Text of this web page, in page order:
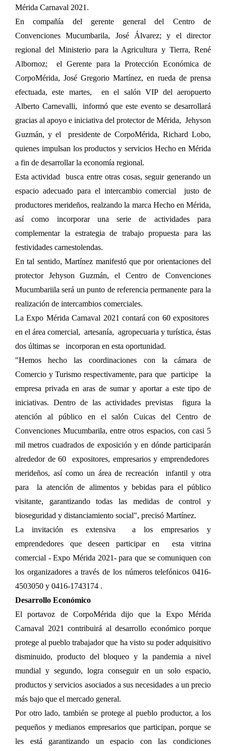
Mérida Carnaval 2021.
En compañía del gerente general del Centro de
Convenciones Mucumbarila, José Álvarez; y el director
regional del Ministerio para la Agricultura y Tierra, René
Albornoz; el Gerente para la Protección Económica de
CorpoMérida, José Gregorio Martínez, en rueda de prensa
efectuada, este martes, en el salón VIP del aeropuerto
Alberto Carnevalli, informó que este evento se desarrollará
gracias al apoyo e iniciativa del protector de Mérida, Jehyson
Guzmán, y el presidente de CorpoMérida, Richard Lobo,
quienes impulsan los productos y servicios Hecho en Mérida
a fin de desarrollar la economía regional.
Esta actividad busca entre otras cosas, seguir generando un
espacio adecuado para el intercambio comercial justo de
productores merideños, realzando la marca Hecho en Mérida,
así como incorporar una serie de actividades para
complementar la estrategia de trabajo propuesta para las
festividades carnestolendas.
En tal sentido, Martínez manifestó que por orientaciones del
protector Jehyson Guzmán, el Centro de Convenciones
Mucumbariila será un punto de referencia permanente para la
realización de intercambios comerciales.
La Expo Mérida Carnaval 2021 contará con 60 expositores
en el área comercial, artesanía, agropecuaria y turística, éstas
dos últimas se incorporan en esta oportunidad.
"Hemos hecho las coordinaciones con la cámara de
Comercio y Turismo respectivamente, para que participe la
empresa privada en aras de sumar y aportar a este tipo de
iniciativas. Dentro de las actividades previstas figura la
atención al público en el salón Cuicas del Centro de
Convenciones Mucumbarila, entre otros espacios, con casi 5
mil metros cuadrados de exposición y en dónde participarán
alrededor de 60 expositores, empresarios y emprendedores
merideños, así como un área de recreación infantil y otra
para la atención de alimentos y bebidas para el público
visitante, garantizando todas las medidas de control y
bioseguridad y distanciamiento social", precisó Martínez.
La invitación es extensiva a los empresarios y
emprendedores que deseen participar en esta vitrina
comercial - Expo Mérida 2021- para que se comuniquen con
los organizadores a través de los números telefónicos 0416-
4503050 y 0416-1743174 .
Desarrollo Económico
El portavoz de CorpoMérida dijo que la Expo Mérida
Carnaval 2021 contribuirá al desarrollo económico porque
protege al pueblo trabajador que ha visto su poder adquisitivo
disminuido, producto del bloqueo y la pandemia a nivel
mundial y segundo, logra conseguir en un solo espacio,
productos y servicios asociados a sus necesidades a un precio
más bajo que el mercado general.
Por otro lado, también se protege al pueblo productor, a los
pequeños y medianos empresarios que participan, porque se
les está garantizando un espacio con las condiciones